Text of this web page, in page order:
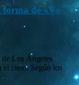
de «V»
de Los Ángeles
el cielo. Según los